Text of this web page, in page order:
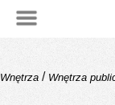
Wnętrza / Wnętrza